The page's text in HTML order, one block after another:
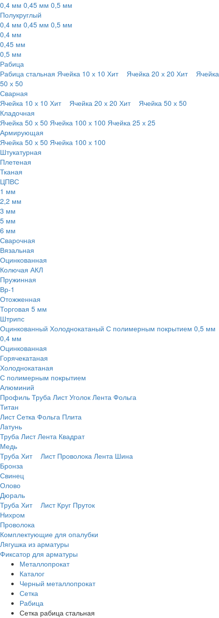
0,4 мм 0,45 мм 0,5 мм
Полукруглый
0,4 мм 0,45 мм 0,5 мм
0,4 мм
0,45 мм
0,5 мм
Рабица
Рабица стальная Ячейка 10 х 10 Хит Ячейка 20 х 20 Хит
Ячейка
50 х 50
Сварная
Ячейка 10 х 10 Хит Ячейка 20 х 20 Хит
Ячейка 50 х 50
Кладочная
Ячейка 50 х 50 Ячейка 100 х 100 Ячейка 25 х 25
Армирующая
Ячейка 50 х 50 Ячейка 100 х 100
Штукатурная
Плетеная
Тканая
ЦПВС
1 мм
2,2 мм
3 мм
5 мм
6 мм
Сварочная
Вязальная
Оцинкованная
Колючая АКЛ
Пружинная
Вр-1
Отожженная
Торговая 5 мм
Штрипс
Оцинкованный Холоднокатаный С полимерным покрытием 0,5 мм
0,4 мм
Оцинкованная
Горячекатаная
Холоднокатаная
С полимерным покрытием
Алюминий
Профиль Труба ЛистУголок Лента Фольга
Титан
ЛистСетка Фольга Плита
Латунь
Труба Лист Лента Квадрат
Медь
Труба Хит Лист Проволока Лента Шина
Бронза
Свинец
Олово
Дюраль
Труба Хит Лист Круг Пруток
Нихром
Проволока
Комплектующие для опалубки
Лягушка из арматуры
Фиксатор для арматуры
Металлопрокат
Каталог
Черный металлопрокат
Сетка
Рабица
Сетка рабица стальная